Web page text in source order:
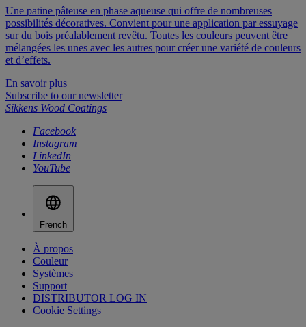
Une patine pâteuse en phase aqueuse qui offre de nombreuses
possibilités décoratives. Convient pour une application par essuyage
sur du bois préalablement revêtu. Toutes les couleurs peuvent être
mélangées les unes avec les autres pour créer une variété de couleurs
et d’effets.
En savoir plus
Subscribe to our newsletter
Sikkens Wood Coatings
Facebook
Instagram
LinkedIn
YouTube
French
À propos
Couleur
Systèmes
Support
DISTRIBUTOR LOG IN
Cookie Settings